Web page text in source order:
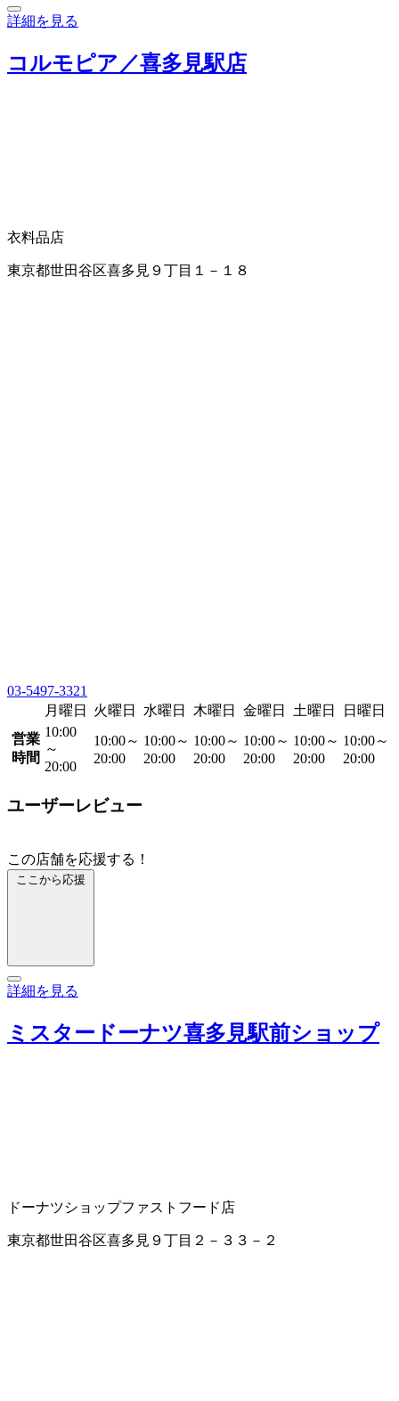
詳細を見る
コルモピア／喜多見駅店
衣料品店
東京都世田谷区喜多見９丁目１－１８
03-5497-3321
月曜日
火曜日 水曜日 木曜日 金曜日 土曜日
日曜日
営業
時間
10:00
～
20:00
10:00～
20:00
10:00～
20:00
10:00～
20:00
10:00～
20:00
10:00～
20:00
10:00～
20:00
ユーザーレビュー
この店舗を応援する！
ここから応援
詳細を見る
ミスタードーナツ喜多見駅前ショップ
ドーナツショップファストフード店
東京都世田谷区喜多見９丁目２－３３－２